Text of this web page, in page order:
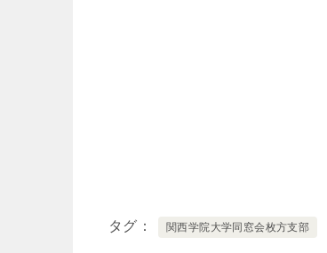
タグ 関西学院大学同窓会枚方支部